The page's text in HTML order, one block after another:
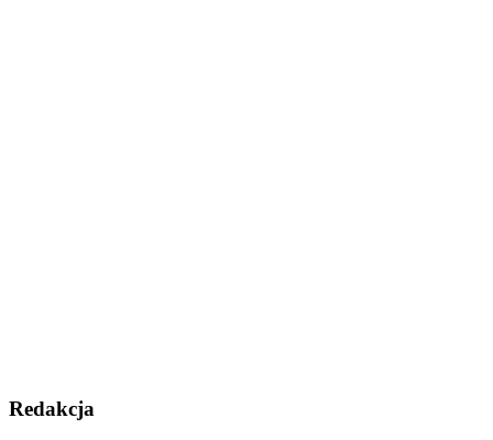
Redakcja